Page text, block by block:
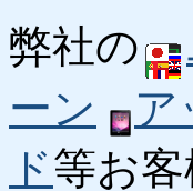
弊社の
ーン
ア
ド等お